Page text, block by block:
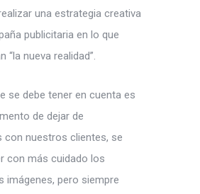
una estrategia creativa
publicitaria en lo que
“la nueva realidad”.
se debe tener en cuenta es
de dejar de
con nuestros clientes, se
con más cuidado los
imágenes, pero siempre